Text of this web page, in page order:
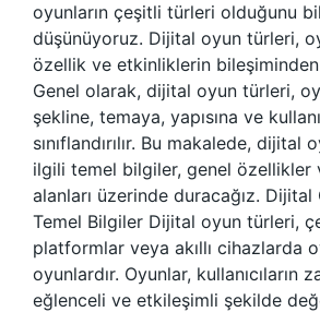
oyunların çeşitli türleri olduğunu
düşünüyoruz. Dijital oyun türleri,
özellik ve etkinliklerin bileşiminden
Genel olarak, dijital oyun türleri,
şekline, temaya, yapısına ve
sınıflandırılır. Bu makalede, dijital
ilgili temel bilgiler, genel özellikler
alanları üzerinde duracağız. Dijital
Temel Bilgiler Dijital oyun türleri,
platformlar veya akıllı cihazlarda
oyunlardır. Oyunlar, kullanıcıların
eğlenceli ve etkileşimli şekilde